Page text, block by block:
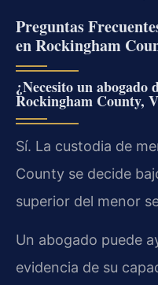
Preguntas
en Rockingham
¿Necesito un abogado
Rockingham County,
Sí. La custodia de
County se decide
superior del menor
Un abogado puede
evidencia de su